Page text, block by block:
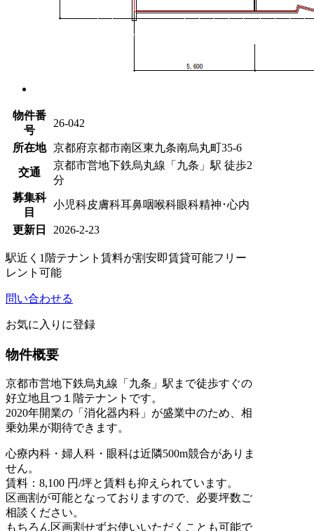
物件番
号
26-042
所在地 京都府京都市南区東九条南烏丸町35-6
交通
京都市営地下鉄烏丸線「九条」駅 徒歩2
分
募集科
目
小児科皮膚科耳鼻咽喉科眼科精神･心内
更新日 2026-2-23
駅近く 1階テナント 賃料が割安即賃貸可能フリー
レント可能
問い合わせる
お気に入りに登録
物件概要
京都市営地下鉄烏丸線「九条」駅まで徒歩すぐの
好立地且つ１階テナントです。
2020年開業の「消化器内科」が盛業中のため、相
乗効果が期待できます。
心療内科・婦人科・眼科は近隣500m競合がありま
せん。
賃料：8,100 円/坪と賃料も抑えられています。
区画割が可能となっておりますので、必要坪数ご
相談ください。
もちろん区画割せずお使いいただくことも可能で